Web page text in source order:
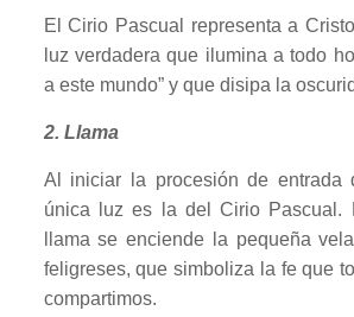
El Cirio Pascual representa a
luz verdadera que ilumina a todo
a este mundo” y que disipa la
2. Llama
Al iniciar la procesión de entrada
única luz es la del Cirio Pascual.
llama se enciende la pequeña
feligreses, que simboliza la fe que
compartimos.